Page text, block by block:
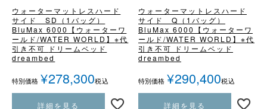
ウォーターマットレスハード
サイド SD（1バッグ）
BluMax 6000 【ウォーターワ
ールド/WATER WORLD】※代
引き不可
ドリームベッド
dreambed
特別価格 ¥278,300税込
詳細を見る
ウォーターマットレス ハード
サイド Q（1バッグ）
BluMax 6000 【ウォーターワ
ールド/WATER WORLD】 ※代
引き不可
ドリームベッド
dreambed
特別価格 ¥290,400税込
詳細を見る